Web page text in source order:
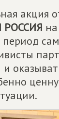
акция
РОССИЯ
период